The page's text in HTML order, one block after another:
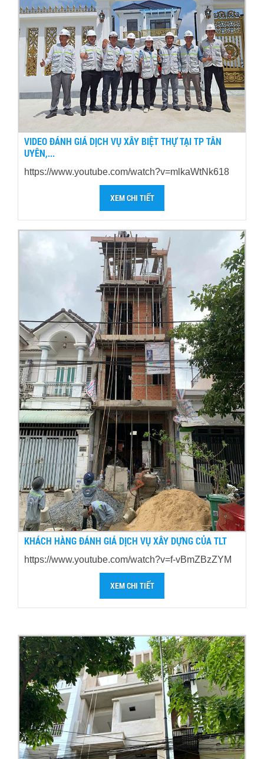
VIDEO ĐÁNH GIÁ DỊCH VỤ XÂY BIỆT THỰ TẠI TP TÂN
UYÊN,...
https://www.youtube.com/watch?v=mlkaWtNk618
XEM CHI TIẾT
KHÁCH HÀNG ĐÁNH GIÁ DỊCH VỤ XÂY DỰNG CỦA TLT
https://www.youtube.com/watch?v=f-vBmZBzZYM
XEM CHI TIẾT